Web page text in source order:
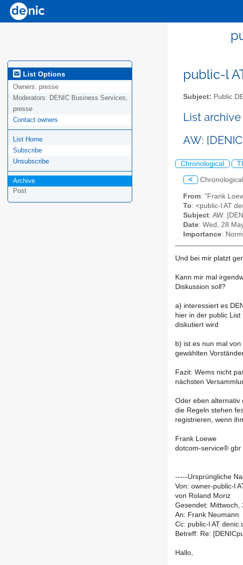
List Options
Owners: presse
Moderators: DENIC Business Services,
presse
Contact owners
List Home
Subscribe
Unsubscribe
Archive
Post
public-l
Subject: Public
List archive
AW:
Chronological
< Chronological
From: "Frank
To: <public-l AT
Subject: AW:
Date: Wed, 28
Importance:
Und bei mir platzt
Kann mir mal
Diskussion soll?
a) interessiert es
hier in der public
diskutiert wird
b) ist es nun mal
gewählten
Fazit: Wems nicht
nächsten
Oder eben alternativ
die Regeln stehen
registrieren, wenn
Frank Loewe
dotcom-service® gbr
-----Ursprüngliche
Von: owner-public-l
von Roland Moriz
Gesendet: Mittwoch,
An: Frank Neumann
Cc: public-l AT
Betreff: Re:
Hallo,